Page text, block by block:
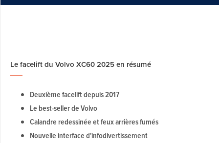
Le facelift du Volvo XC60 2025 en résumé
Deuxième facelift depuis 2017
Le best-seller de Volvo
Calandre redessinée et feux arrières fumés
Nouvelle interface d'infodivertissement